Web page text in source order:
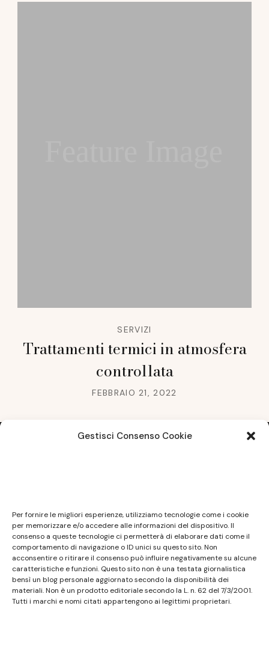
Gestisci Consenso Cookie
Per fornire le migliori esperienze, utilizziamo tecnologie come i cookie
per memorizzare e/o accedere alle informazioni del dispositivo. Il
consenso a queste tecnologie ci permetterà di elaborare dati come il
comportamento di navigazione o ID unici su questo sito. Non
acconsentire o ritirare il consenso può influire negativamente su alcune
caratteristiche e funzioni. Questo sito non è una testata giornalistica
bensì un blog personale aggiornato secondo la disponibilità dei
materiali. Non è un prodotto editoriale secondo la L. n. 62 del 7/3/2001.
Tutti i marchi e nomi citati appartengono ai legittimi proprietari.
SERVIZI
Trattamenti termici in atmosfera
controllata
FEBBRAIO 21, 2022
non ha carattere periodico essendo aggiornato
secondo la disponibilità e la reperibilità dei materiali.
Pertanto non può essere considerato in alcun modo
un prodotto editoriale ai sensi della L. n. 62 del
7/3/2001. Tutti i marchi riportati appartengono ai
legittimi proprietari; marchi di terzi, nomi di prodotti,